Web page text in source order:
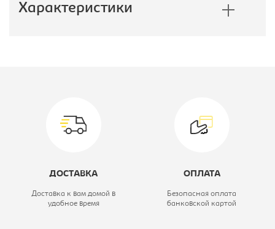
Характеристики
Вид кровати: Кровать
ДОСТАВКА
Доставка к вам домой в
удобное время
ОПЛАТА
Безопасная оплата
банковской картой